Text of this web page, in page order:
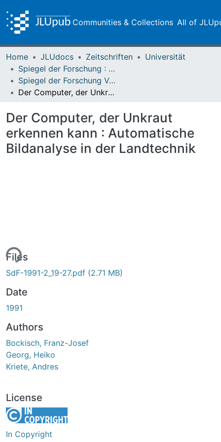
Communities & Collections All of
Home JLUdocs Zeitschriften
Universität
Spiegel der Forschung : Wissenschaftsmagazin
Spiegel der Forschung Vol. 08 (1991) Heft 2
Der Computer, der Unkraut erkennen kann : Automatische Bildanalyse in der Landtechnik
Der Computer, der Unkraut
erkennen kann : Automatische
Bildanalyse in der Landtechnik
Files
SdF-1991-2_19-27.pdf (2.71 MB)
Date
1991
Authors
Bockisch, Franz-Josef
Georg, Heiko
Kriete, Andres
License
In Copyright